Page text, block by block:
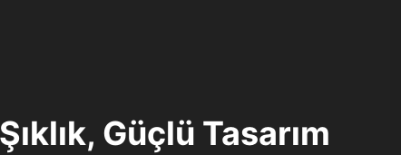
Güçlü Tasarım